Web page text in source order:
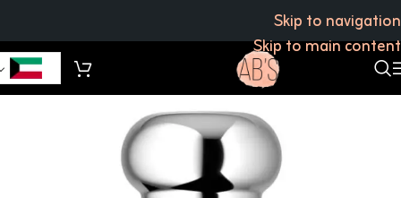
Skip to navigation
Skip to main content